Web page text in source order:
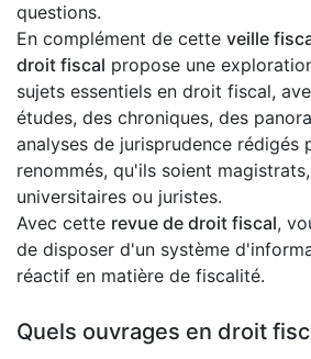
questions.
En complément de cette veille
droit fiscal propose une
sujets essentiels en droit fiscal,
études, des chroniques, des
analyses de jurisprudence rédigés
renommés, qu'ils soient
universitaires ou juristes.
Avec cette revue de droit fiscal,
de disposer d'un système
réactif en matière de fiscalité.
Quels ouvrages en droit